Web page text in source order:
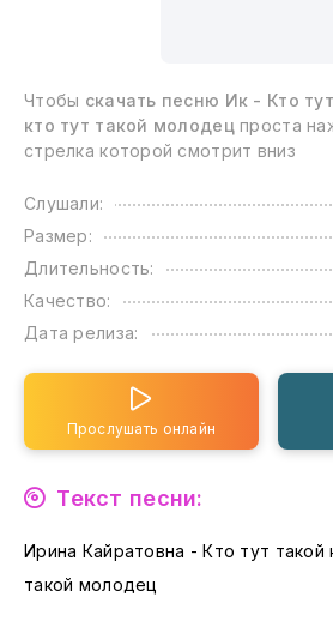
Чтобы скачать песню Ик - Кто
кто тут такой молодец проста
стрелка которой смотрит вниз
Слушали:
Размер:
Длительность:
Качество:
Дата релиза:
Прослушать онлайн
Текст песни:
Ирина Кайратовна - Кто тут такой
такой молодец